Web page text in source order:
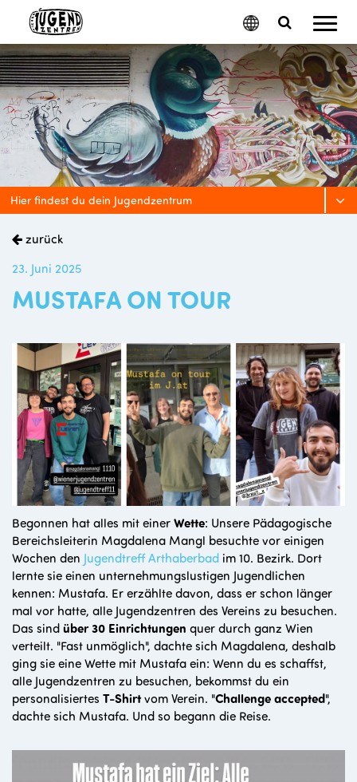
Menu
Toggle
Search
Google
Translate
Hier findest du dein Jugendzentrum
zurück
23. Juni 2025
MUSTAFA ON TOUR
Begonnen hat alles mit einerWette: Unsere Pädagogische
Bereichsleiterin Magdalena Mangl besuchte vor einigen
Wochen den Jugendtreff Arthaberbad im 10. Bezirk. Dort
lernte sie einen unternehmungslustigen Jugendlichen
kennen: Mustafa. Er erzählte davon, dass er schon länger
mal vor hatte, alle Jugendzentren des Vereins zu besuchen.
Das sindüber 30 Einrichtungen quer durch ganz Wien
verteilt. "Fast unmöglich", dachte sich Magdalena, deshalb
ging sie eine Wette mit Mustafa ein: Wenn du es schaffst,
alle Jugendzentren zu besuchen, bekommst du ein
personalisiertes T-Shirtvom Verein. "Challenge accepted",
dachte sich Mustafa. Und so begann die Reise.